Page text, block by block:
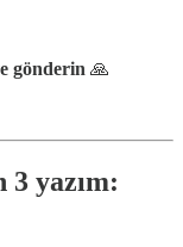
gönderin 🙏
3 yazım: